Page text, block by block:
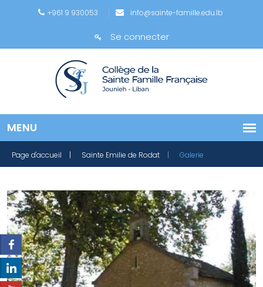
+961 9 930053 info@sainte-famille.edu.lb
Se connecter
Page d'accueil | Sainte Emilie de Rodat | Galerie